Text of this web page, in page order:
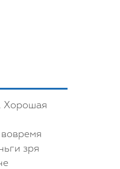
Хорошая
зря